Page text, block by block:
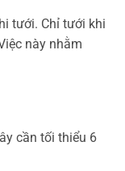
tưới. Chỉ tưới khi
này nhằm
cần tối thiểu 6